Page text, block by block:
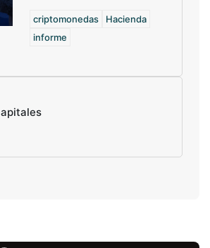
criptomonedas
Hacienda
informe